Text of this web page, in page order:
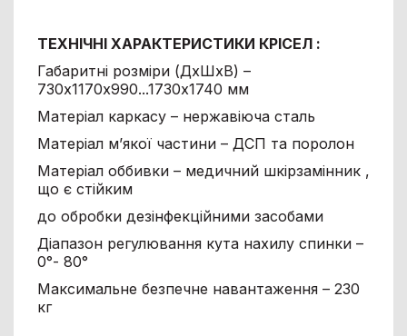
ТЕХНІЧНІ ХАРАКТЕРИСТИКИ КРІСЕЛ :
Габаритні розміри (ДхШхВ) –
730х1170х990...1730x1740 мм
Матеріал каркасу – нержавіюча сталь
Матеріал м’якої частини – ДСП та поролон
Матеріал оббивки – медичний шкірзамінник ,
що є стійким
до обробки дезінфекційними засобами
Діапазон регулювання кута нахилу спинки –
0°- 80°
Максимальне безпечне навантаження – 230
кг